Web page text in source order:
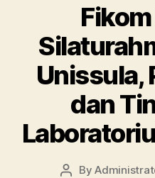
Unissula,
dan
PostBy